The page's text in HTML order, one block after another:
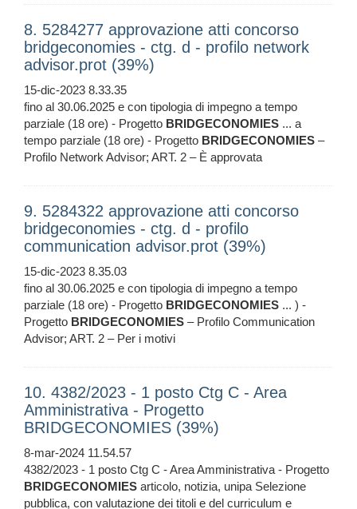
8. 5284277 approvazione atti concorso
bridgeconomies - ctg. d - profilo network
advisor.prot (39%)
15-dic-2023 8.33.35
fino al 30.06.2025 e con tipologia di impegno a tempo
parziale (18 ore) - Progetto BRIDGECONOMIES ... a
tempo parziale (18 ore) - Progetto BRIDGECONOMIES –
Profilo Network Advisor; ART. 2 – È approvata
9. 5284322 approvazione atti concorso
bridgeconomies - ctg. d - profilo
communication advisor.prot (39%)
15-dic-2023 8.35.03
fino al 30.06.2025 e con tipologia di impegno a tempo
parziale (18 ore) - Progetto BRIDGECONOMIES ... ) -
Progetto BRIDGECONOMIES – Profilo Communication
Advisor; ART. 2 – Per i motivi
10. 4382/2023 - 1 posto Ctg C - Area
Amministrativa - Progetto
BRIDGECONOMIES (39%)
8-mar-2024 11.54.57
4382/2023 - 1 posto Ctg C - Area Amministrativa - Progetto
BRIDGECONOMIES articolo, notizia, unipa Selezione
pubblica, con valutazione dei titoli e del curriculum e